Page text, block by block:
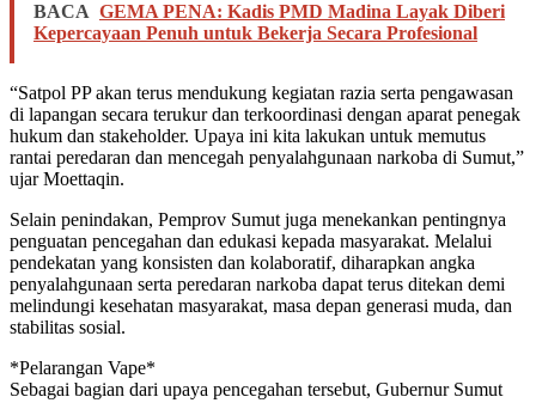
BACA GEMA PENA: Kadis PMD Madina Layak Diberi
Kepercayaan Penuh untuk Bekerja Secara Profesional
“Satpol PP akan terus mendukung kegiatan razia serta pengawasan
di lapangan secara terukur dan terkoordinasi dengan aparat penegak
hukum dan stakeholder. Upaya ini kita lakukan untuk memutus
rantai peredaran dan mencegah penyalahgunaan narkoba di Sumut,”
ujar Moettaqin.
Selain penindakan, Pemprov Sumut juga menekankan pentingnya
penguatan pencegahan dan edukasi kepada masyarakat. Melalui
pendekatan yang konsisten dan kolaboratif, diharapkan angka
penyalahgunaan serta peredaran narkoba dapat terus ditekan demi
melindungi kesehatan masyarakat, masa depan generasi muda, dan
stabilitas sosial.
*Pelarangan Vape*
Sebagai bagian dari upaya pencegahan tersebut, Gubernur Sumut